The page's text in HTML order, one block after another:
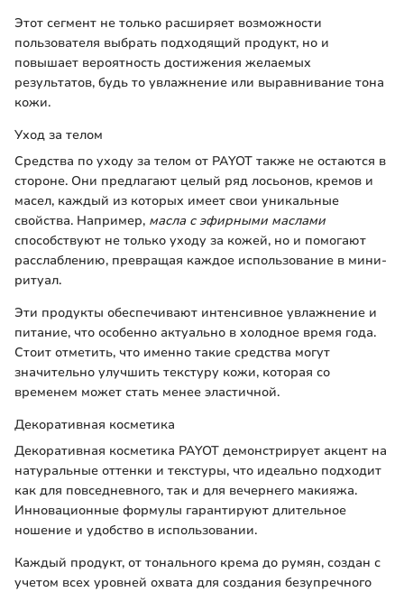
Этот сегмент не только расширяет возможности
пользователя выбрать подходящий продукт, но и
повышает вероятность достижения желаемых
результатов, будь то увлажнение или выравнивание тона
кожи.
Уход за телом
Средства по уходу за телом от PAYOT также не остаются в
стороне. Они предлагают целый ряд лосьонов, кремов и
масел, каждый из которых имеет свои уникальные
свойства. Например, масла с эфирными маслами
способствуют не только уходу за кожей, но и помогают
расслаблению, превращая каждое использование в мини-
ритуал.
Эти продукты обеспечивают интенсивное увлажнение и
питание, что особенно актуально в холодное время года.
Стоит отметить, что именно такие средства могут
значительно улучшить текстуру кожи, которая со
временем может стать менее эластичной.
Декоративная косметика
Декоративная косметика PAYOT демонстрирует акцент на
натуральные оттенки и текстуры, что идеально подходит
как для повседневного, так и для вечернего макияжа.
Инновационные формулы гарантируют длительное
ношение и удобство в использовании.
Каждый продукт, от тонального крема до румян, создан с
учетом всех уровней охвата для создания безупречного